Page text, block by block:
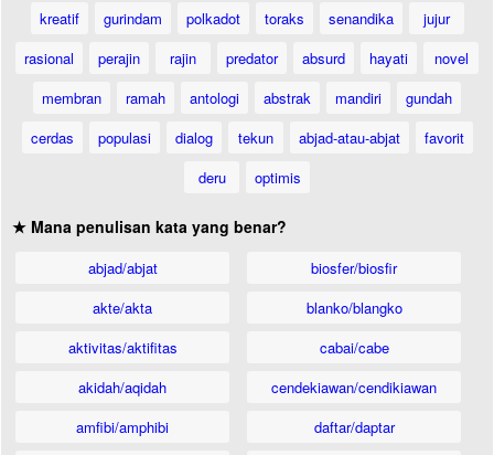
kreatif
gurindam polkadot toraks senandika
jujur
rasional
perajin rajin predator absurd hayati
novel
membran
ramah antologi abstrak mandiri
gundah
cerdas
populasi dialog tekun abjad-atau-abjat
favorit
deru
optimis
★ Mana penulisan kata yang benar?
abjad/abjat
akte/akta
aktivitas/aktifitas
akidah/aqidah
amfibi/amphibi
biosfer/biosfir
blanko/blangko
cabai/cabe
cendekiawan/cendikiawan
daftar/daptar